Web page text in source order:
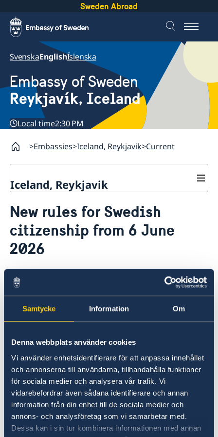
Samtycke Information Om
Denna webbplats använder cookies
Vi använder enhetsidentifierare för att anpassa innehållet
och annonserna till användarna, tillhandahålla funktioner
för sociala medier och analysera vår trafik. Vi
vidarebefordrar även sådana identifierare och annan
information från din enhet till de sociala medier och
annons- och analysföretag som vi samarbetar med.
Dessa kan i sin tur kombinera informationen med annan
Sweden Abroad
SvenskaEnglishÍslenska
Embassy of Sweden
Reykjavík, Iceland
Local time2:30 PM
Embassies Iceland, Reykjavik Current
Iceland, Reykjavik
About us
Ambassador
General Data Protection Regulation (GDPR)
Current
New rules for Swedish
citizenship from 6 June
2026
19 Jun 2026
New rules for Swedish citizenship from
6 June 2026
New rules for Swedish citizenship will come
into force on 6 June 2026. This will affect you if
you have applied, are planning to apply, or
want to make a notification for Swedish
citizenship.
Read more at
New rules for Swedish citizenship from 6 June